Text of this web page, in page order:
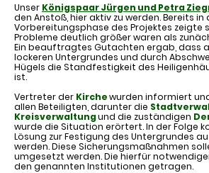
Unser Königspaar Jürgen und Petra
den Anstoß, hier aktiv zu werden. Bereits in
Vorbereitungsphase des Projektes zeigte
Probleme deutlich größer waren als
Ein beauftragtes Gutachten ergab, dass
lockeren Untergrundes und durch
Hügels die Standfestigkeit des
ist.
Vertreter der Kirchewurden informiert
allen Beteiligten, darunter die
Kreisverwaltungund die zuständigen
wurde die Situation erörtert. In der Folge
Lösung zur Festigung des Untergrundes
werden. Diese Sicherungsmaßnahmen
umgesetzt werden. Die hierfür
den genannten Institutionen getragen.